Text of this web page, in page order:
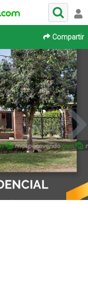
Compartir